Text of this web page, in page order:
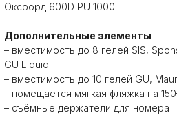
Оксфорд 600D PU 1000
Дополнительные элементы
– вместимость до 8 гелей SIS,
GU Liquid
– вместимость до 10 гелей GU,
– помещается мягкая фляжка на
– съёмные держатели для номера